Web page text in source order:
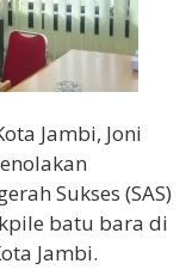
Jambi, Joni
Sukses (SAS)
batu bara di
Jambi.